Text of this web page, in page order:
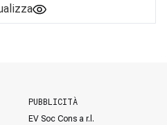
PUBBLICITÀ
EV Soc Cons a r.l.